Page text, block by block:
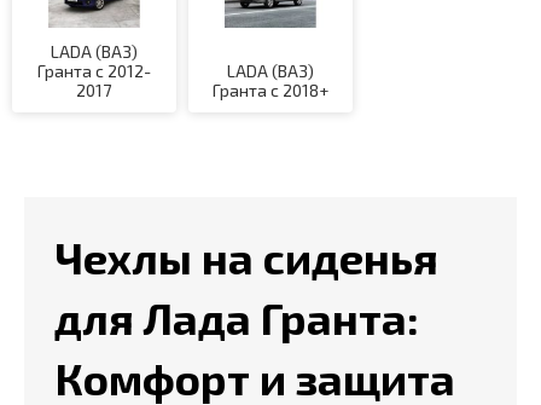
LADA (ВАЗ)
Гранта с 2012-
2017
LADA (ВАЗ)
Гранта с 2018+
Чехлы на сиденья
для Лада Гранта:
Комфорт и защита